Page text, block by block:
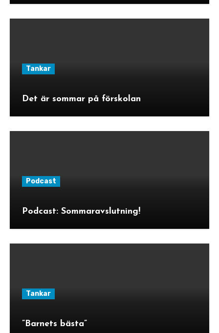
Tankar
Det är sommar på förskolan
Podcast
Podcast: Sommaravslutning!
Tankar
”Barnets bästa”